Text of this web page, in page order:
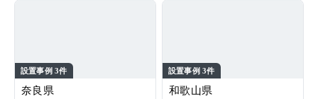
設置事例 3件
奈良県
設置事例 3件
和歌山県